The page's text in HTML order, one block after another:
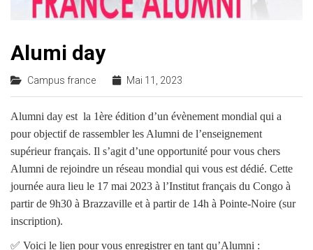
Alumi day
Campus france Mai 11, 2023
Alumni day est la 1ère édition d’un évènement mondial qui a
pour objectif de rassembler les Alumni de l’enseignement
supérieur français. Il s’agit d’une opportunité pour vous chers
Alumni de rejoindre un réseau mondial qui vous est dédié. Cette
journée aura lieu le 17 mai 2023 à l’Institut français du Congo à
partir de 9h30 à Brazzaville et à partir de 14h à Pointe-Noire (sur
inscription).
✅ Voici le lien pour vous enregistrer en tant qu’Alumni :